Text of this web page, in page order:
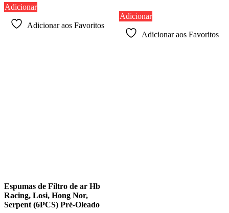
Adicionar
Adicionar aos Favoritos
Adicionar
Adicionar aos Favoritos
Espumas de Filtro de ar Hb
Racing, Losi, Hong Nor,
Serpent (6PCS) Pré-Oleado